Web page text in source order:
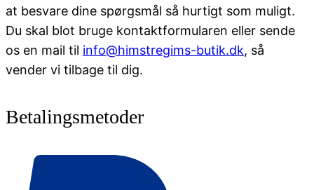
at besvare dine spørgsmål så hurtigt som muligt.
Du skal blot bruge kontaktformularen eller sende
os en mail til info@himstregims-butik.dk, så
vender vi tilbage til dig.
Betalingsmetoder